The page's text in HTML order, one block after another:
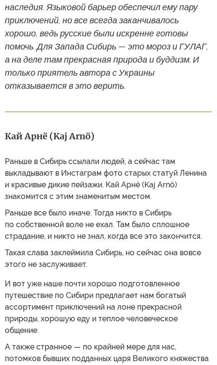
наследия. Языковой барьер обеспечил ему пару
приключений, но все всегда заканчивалось
хорошо, ведь русские были искренне готовы
помочь. Для Запада Сибирь — это мороз и ГУЛАГ,
а на деле там прекрасная природа и буддизм. И
только приятель автора с Украины
отказывается в это верить.
Кай Арнё (Kaj Arnö)
Раньше в Сибирь ссылали людей, а сейчас там
выкладывают в Инстаграм фото старых статуй Ленина
и красивые дикие пейзажи. Кай Арнё (Kaj Arnö)
знакомится с этим знаменитым местом.
Раньше все было иначе. Тогда никто в Сибирь
по собственной воле не ехал. Там было сплошное
страдание, и никто не знал, когда все это закончится.
Такая слава заклеймила Сибирь, но сейчас она вовсе
этого не заслуживает.
И вот уже наше почти хорошо подготовленное
путешествие по Сибири предлагает нам богатый
ассортимент приключений на лоне прекрасной
природы, хорошую еду и теплое человеческое
общение.
А также странное — по крайней мере для нас,
потомков бывших подданных царя Великого княжества